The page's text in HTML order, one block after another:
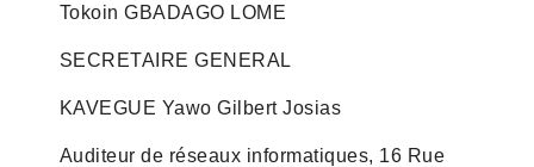
Tokoin GBADAGO LOME
SECRETAIRE GENERAL
KAVEGUE Yawo Gilbert Josias
Auditeur de réseaux informatiques, 16 Rue